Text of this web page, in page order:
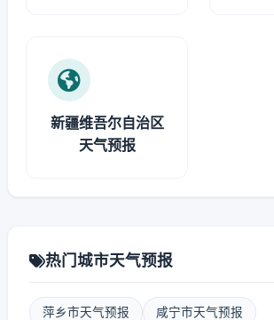
新疆维吾尔自治区
天气预报
热门城市天气预报
萍乡市天气预报 咸宁市天气预报